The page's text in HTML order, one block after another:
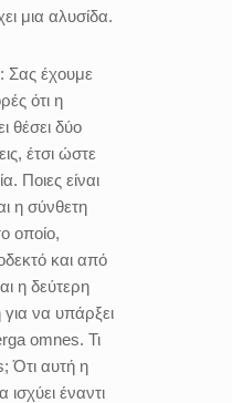
μια αλυσίδα.
Σας έχουμε
ότι η
θέσει δύο
έτσι ώστε
Ποιες είναι
η σύνθετη
οποίο,
και από
η δεύτερη
να υπάρξει
omnes. Τι
Ότι αυτή η
έναντι